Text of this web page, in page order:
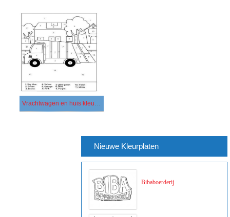
Vrachtwagen en huis kleur op nummer
Nieuwe Kleurplaten
Bibaboerderij